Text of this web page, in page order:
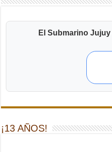
El Submarino Jujuy
¡13 AÑOS!